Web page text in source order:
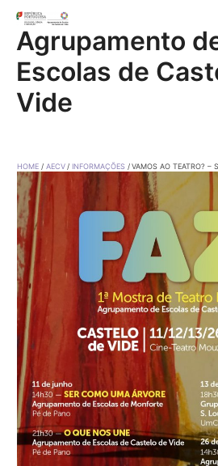
content
Agrupamento
Escolas de
Vide
HOME AECV INFORMAÇÕES VAMOS AO TEATRO? –